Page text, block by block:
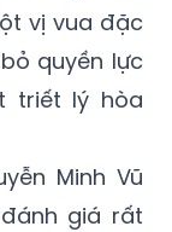
vị vua đặc
quyền lực
triết lý hòa
Minh Vũ
giá rất